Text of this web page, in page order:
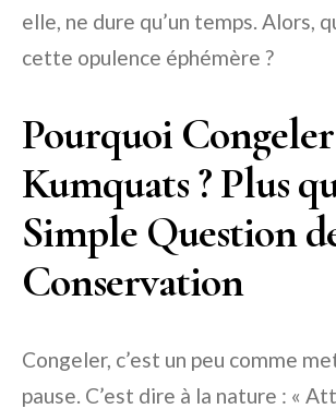
elle, ne dure qu’un temps. Alors,
cette opulence éphémère ?
Pourquoi
Kumquats ? Plus
Simple Question
Conservation
Congeler, c’est un peu comme
pause. C’est dire à la nature : «